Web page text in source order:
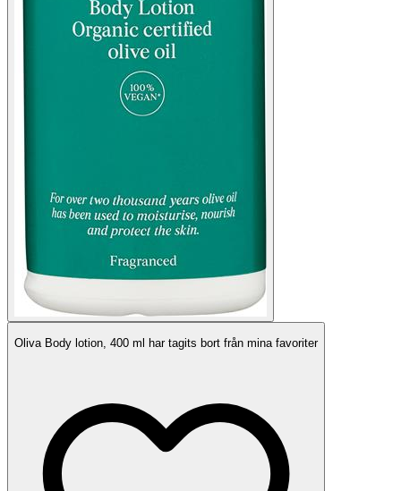
Oliva Body lotion, 400 ml har tagits bort från mina favoriter